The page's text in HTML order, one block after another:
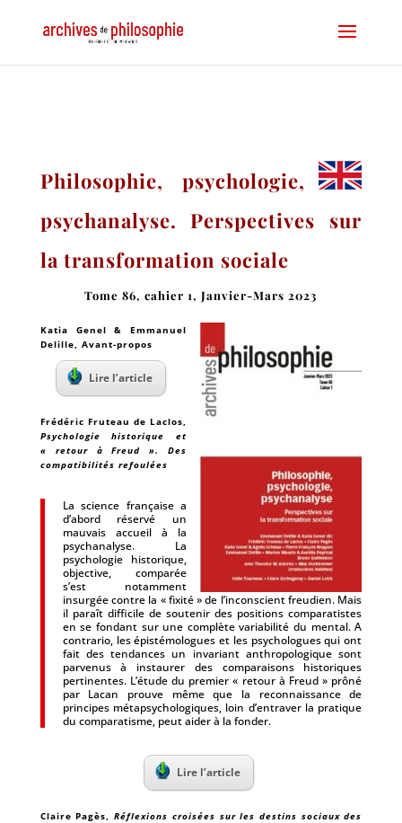
Philosophie, psychologie,
psychanalyse. Perspectives sur
la transformation sociale
Tome 86, cahier 1, Janvier-Mars 2023
Katia Genel & Emmanuel
Delille, Avant-propos
Lire l’article
Frédéric Fruteau de Laclos,
Psychologie historique et
« retour à Freud ». Des
compatibilités refoulées
La science française a
d’abord réservé un
mauvais accueil à la
psychanalyse. La
psychologie historique,
objective, comparée
s’est notamment
insurgée contre la « fixité » de l’inconscient freudien. Mais
il paraît difficile de soutenir des positions comparatistes
en se fondant sur une complète variabilité du mental. A
contrario, les épistémologues et les psychologues qui ont
fait des tendances un invariant anthropologique sont
parvenus à instaurer des comparaisons historiques
pertinentes. L’étude du premier « retour à Freud » prôné
par Lacan prouve même que la reconnaissance de
principes métapsychologiques, loin d’entraver la pratique
du comparatisme, peut aider à la fonder.
Lire l’article
Claire Pagès, Réflexions croisées sur les destins sociaux des